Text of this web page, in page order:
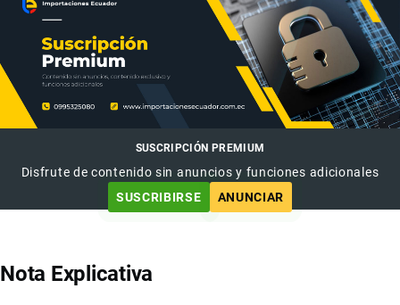
SUSCRIPCIÓN PREMIUM
Disfrute de contenido sin anuncios y funciones adicionales
SUSCRIBIRSE
ANUNCIAR
Nota Explicativa